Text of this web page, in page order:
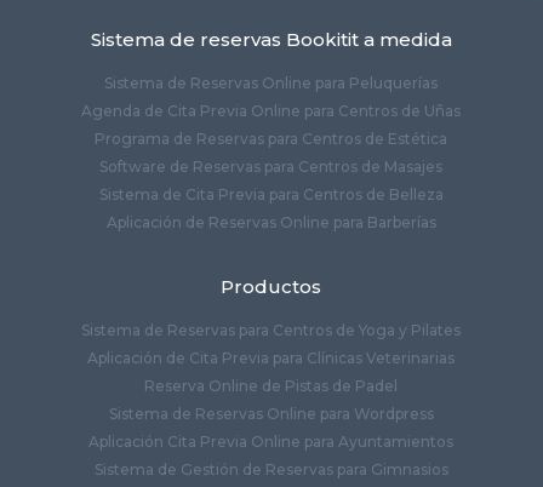
Sistema de reservas Bookitit a medida
Sistema de Reservas Online para Peluquerías
Agenda de Cita Previa Online para Centros de Uñas
Programa de Reservas para Centros de Estética
Software de Reservas para Centros de Masajes
Sistema de Cita Previa para Centros de Belleza
Aplicación de Reservas Online para Barberías
Productos
Sistema de Reservas para Centros de Yoga y Pilates
Aplicación de Cita Previa para Clínicas Veterinarias
Reserva Online de Pistas de Padel
Sistema de Reservas Online para Wordpress
Aplicación Cita Previa Online para Ayuntamientos
Sistema de Gestión de Reservas para Gimnasios